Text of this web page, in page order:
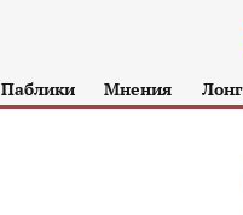
Паблики Мнения